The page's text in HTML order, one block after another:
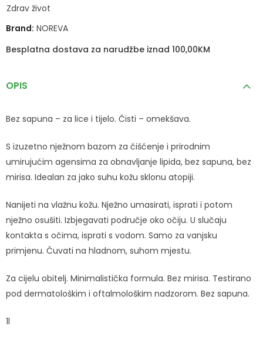
Zdrav život
Brand: NOREVA
Besplatna dostava za narudžbe iznad 100,00KM
OPIS
Bez sapuna – za lice i tijelo. Čisti – omekšava.
S izuzetno nježnom bazom za čišćenje i prirodnim
umirujućim agensima za obnavljanje lipida, bez sapuna, bez
mirisa. Idealan za jako suhu kožu sklonu atopiji.
Nanijeti na vlažnu kožu. Nježno umasirati, isprati i potom
nježno osušiti. Izbjegavati područje oko očiju. U slučaju
kontakta s očima, isprati s vodom. Samo za vanjsku
primjenu. Čuvati na hladnom, suhom mjestu.
Za cijelu obitelj. Minimalistička formula. Bez mirisa. Testirano
pod dermatološkim i oftalmološkim nadzorom. Bez sapuna.
1l